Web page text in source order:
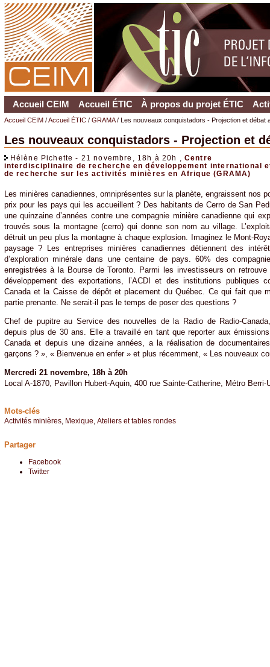
Accueil CEIM Accueil ÉTIC À propos du projet ÉTIC
Accueil CEIM/Accueil ÉTIC/ GRAMA/ Les nouveaux conquistadors - Projection et débat
Les nouveaux conquistadors - Projection et
Hélène Pichette - 21 novembre, 18h à 20h , Centre
interdisciplinaire de recherche en développement international
de recherche sur les activités minières en Afrique (GRAMA)
Les minières canadiennes, omniprésentes sur la planète, engraissent nos
prix pour les pays qui les accueillent ? Des habitants de Cerro de San
une quinzaine d’années contre une compagnie minière canadienne qui
trouvés sous la montagne (cerro) qui donne son nom au village.
détruit un peu plus la montagne à chaque explosion. Imaginez le Mont-
paysage ? Les entreprises minières canadiennes détiennent des
d’exploration minérale dans une centaine de pays. 60% des
enregistrées à la Bourse de Toronto. Parmi les investisseurs on
développement des exportations, l’ACDI et des institutions publiques
Canada et la Caisse de dépôt et placement du Québec. Ce qui fait que
partie prenante. Ne serait-il pas le temps de poser des questions ?
Chef de pupitre au Service des nouvelles de la Radio de Radio-
depuis plus de 30 ans. Elle a travaillé en tant que reporter aux
Canada et depuis une dizaine années, a la réalisation de
garçons ? », « Bienvenue en enfer » et plus récemment, « Les nouveaux
Mercredi 21 novembre, 18h à 20h
Local A-1870, Pavillon Hubert-Aquin, 400 rue Sainte-Catherine, Métro Berri-
Mots-clés
Activités minières, Mexique Ateliers et tables rondes
Partager
Facebook
Twitter